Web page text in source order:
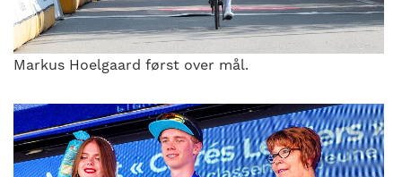
Markus Hoelgaard først over mål.